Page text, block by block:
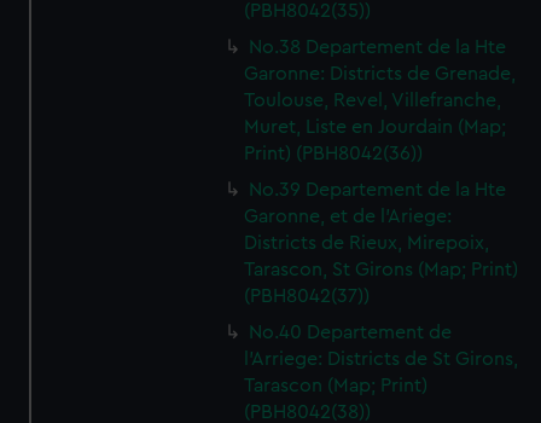
(PBH8042(35))
No.38 Departement de la Hte
Garonne: Districts de Grenade,
Toulouse, Revel, Villefranche,
Muret, Liste en Jourdain (Map;
Print) (PBH8042(36))
No.39 Departement de la Hte
Garonne, et de l'Ariege:
Districts de Rieux, Mirepoix,
Tarascon, St Girons (Map; Print)
(PBH8042(37))
No.40 Departement de
l'Arriege: Districts de St Girons,
Tarascon (Map; Print)
(PBH8042(38))